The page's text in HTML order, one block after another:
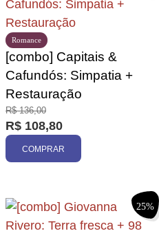
Romance
[combo] Capitais &
Cafundós: Simpatia +
Restauração
R$136,00
R$ 108,80
COMPRAR
25%